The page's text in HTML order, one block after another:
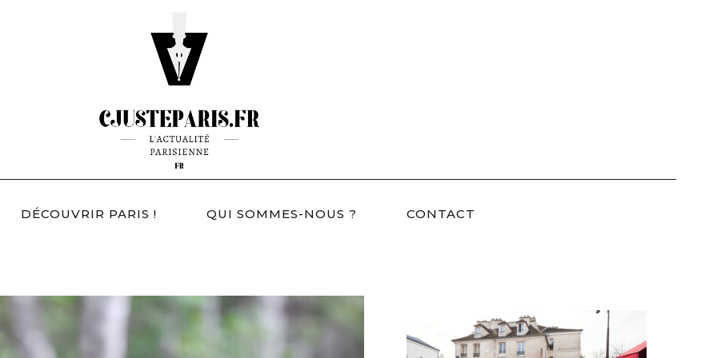
DÉCOUVRIR PARIS ! QUI SOMMES-NOUS ? CONTACT